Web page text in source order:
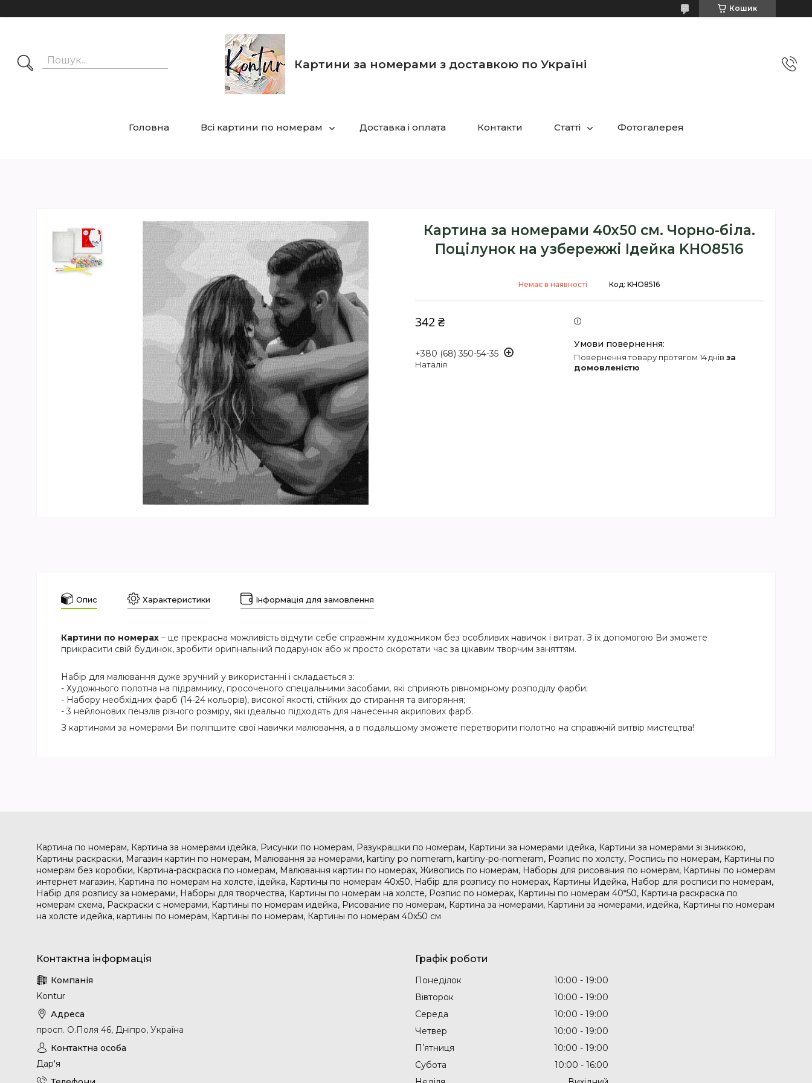
Кошик
Картини за номерами з доставкою по Україні
Головна Всі картини по номерам Доставка і оплата Контакти Статті Фотогалерея
Картина за номерами 40х50 см. Чорно-біла.
Поцілунок на узбережжі Ідейка KHO8516
Немає в наявності Код: KHO8516
342 ₴
+380 (68) 350-54-35
Наталія
повернення товару протягом 14 днів за
домовленістю
Опис Характеристики Інформація для замовлення
Картини по номерах – це прекрасна можливість відчути себе справжнім художником без особливих навичок і витрат. З їх допомогою Ви зможете
прикрасити свій будинок, зробити оригінальний подарунок або ж просто скоротати час за цікавим творчим заняттям.
Набір для малювання дуже зручний у використанні і складається з:
- Художнього полотна на підрамнику, просоченого спеціальними засобами, які сприяють рівномірному розподілу фарби;
- Набору необхідних фарб (14-24 кольорів), високої якості, стійких до стирання та вигоряння;
- 3 нейлонових пензлів різного розміру, які ідеально підходять для нанесення акрилових фарб.
З картинами за номерами Ви поліпшите свої навички малювання, а в подальшому зможете перетворити полотно на справжній витвір мистецтва!
Картина по номерам, Картина за номерами ідейка, Рисунки по номерам, Разукрашки по номерам, Картини за номерами ідейка, Картини за номерами зі знижкою,
Картины раскраски, Магазин картин по номерам, Малювання за номерами, kartiny po nomeram, kartiny-po-nomeram, Розпис по холсту, Роспись по номерам, Картины по
номерам без коробки, Картина-раскраска по номерам, Малювання картин по номерах, Живопись по номерам, Наборы для рисования по номерам, Картины по номерам
интернет магазин, Картина по номерам на холсте, ідейка, Картины по номерам 40х50, Набір для розпису по номерах, Картины Идейка, Набор для росписи по номерам,
Набір для розпису за номерами, Наборы для творчества, Картины по номерам на холсте, Розпис по номерах, Картины по номерам 40*50, Картина раскраска по
номерам схема, Раскраски с номерами, Картины по номерам идейка, Рисование по номерам, Картина за номерами, Картини за номерами, идейка, Картины по номерам
на холсте идейка, картины по номерам, Картины по номерам, Картины по номерам 40х50 см
Kontur
просп. О.Поля 46, Дніпро, Україна
Дар'я
Графік роботи
Понеділок 10:00
19:00
Вівторок
10:00
19:00
Середа
10:00
19:00
Четвер
10:00
19:00
Пʼятниця
10:00
19:00
Субота
10:00
16:00